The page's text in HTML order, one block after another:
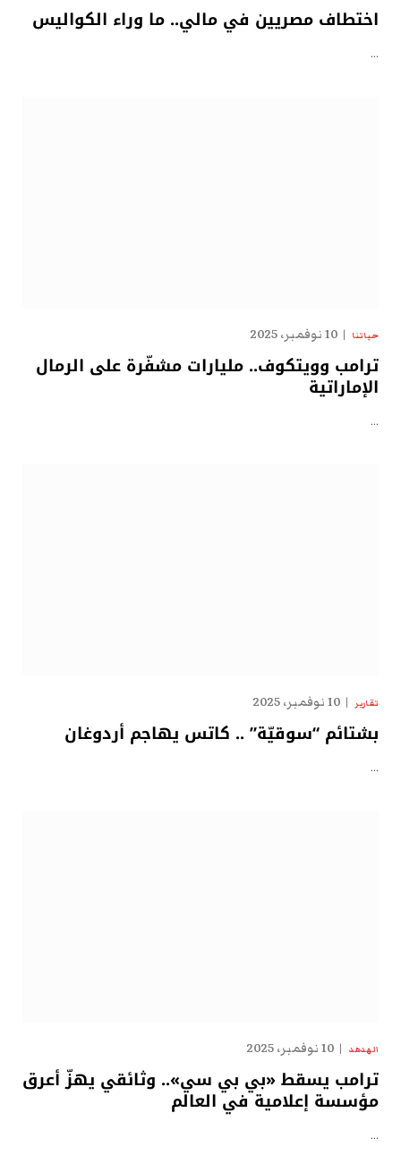
اختطاف مصريين في مالي.. ما وراء الكواليس
…
حياتنا 10 نوفمبر، 2025
ترامب وويتكوف.. مليارات مشفّرة على الرمال
الإماراتية
…
تقارير 10 نوفمبر، 2025
بشتائم “سوقيّة” .. كاتس يهاجم أردوغان
…
الهدهد 10 نوفمبر، 2025
ترامب يسقط «بي بي سي».. وثائقي يهزّ أعرق
مؤسسة إعلامية في العالم
…